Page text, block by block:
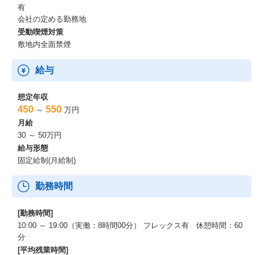
有
会社の定める勤務地
受動喫煙対策
敷地内全面禁煙
給与
想定年収
450 ～ 550 万円
月給
30 ～ 50万円
給与形態
固定給制(月給制)
勤務時間
[勤務時間]
10:00 ～ 19:00（実働：8時間00分） フレックス有 休憩時間：60
分
[平均残業時間]